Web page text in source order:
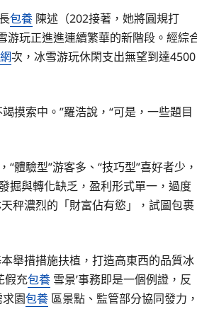
包養 陳述（202接著，她將圓規打
游玩正進進連續繁華的新階段。經綜
次，冰雪游玩休閑支出無望到達4500
摸索中。”羅浩說，“可是，一些題目
體驗型”游客多、“技巧型”喜好者少，
掘與轉化缺乏，盈利形式單一，過度
秤濃烈的「財富佔有慾」，試圖包裹
舉措措施扶植，打造高東西的品質冰
假充包養 雪景’事務即是一個例證，反
園包養 區景點、監管部分協同發力